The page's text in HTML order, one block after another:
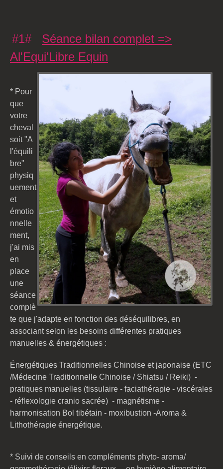
#1# Séance bilan complet =>
Al'Equi'Libre Equin
* Pour
que
votre
cheval
soit "A
l'équili
bre"
physiq
uement
et
émotio
nnelle
ment,
j'ai mis
en
place
une
séance
complè
te que j'adapte en fonction des déséquilibres, en
associant selon les besoins différentes pratiques
manuelles & énergétiques :
Énergétiques Traditionnelles Chinoise et japonaise (ETC
/Médecine Traditionnelle Chinoise / Shiatsu / Reiki) -
pratiques manuelles (tissulaire - faciathérapie - viscérales
- réflexologie cranio sacrée) - magnétisme -
harmonisation Bol tibétain - moxibustion -Aroma &
Lithothérapie énergétique.
* Suivi de conseils en compléments phyto- aroma/